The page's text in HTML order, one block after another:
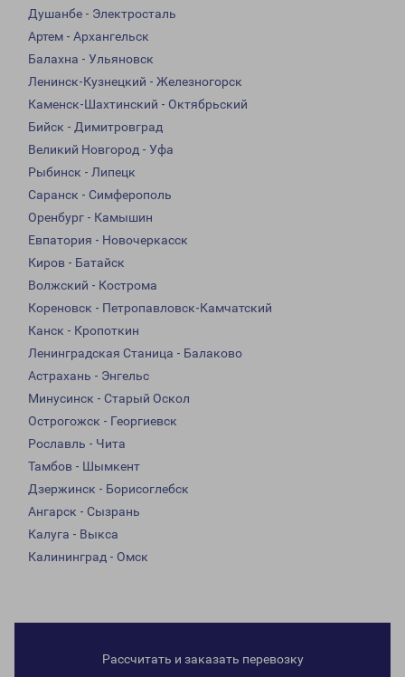
Душанбе - Электросталь
Артем - Архангельск
Балахна - Ульяновск
Ленинск-Кузнецкий - Железногорск
Каменск-Шахтинский - Октябрьский
Бийск - Димитровград
Великий Новгород - Уфа
Рыбинск - Липецк
Саранск - Симферополь
Оренбург - Камышин
Евпатория - Новочеркасск
Киров - Батайск
Волжский - Кострома
Кореновск - Петропавловск-Камчатский
Канск - Кропоткин
Ленинградская Станица - Балаково
Астрахань - Энгельс
Минусинск - Старый Оскол
Острогожск - Георгиевск
Рославль - Чита
Тамбов - Шымкент
Дзержинск - Борисоглебск
Ангарск - Сызрань
Калуга - Выкса
Калининград - Омск
Рассчитать и заказать перевозку